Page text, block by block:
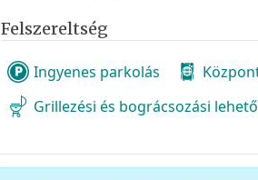
Felszereltség
Ingyenes parkolás
Grillezési és bográcsozási